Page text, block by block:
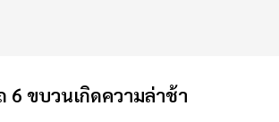
6 ขบวนเกิดความล่าช้า